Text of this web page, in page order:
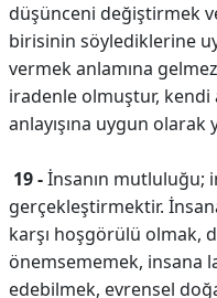
düşünceni değiştirmek
birisinin söylediklerine
vermek anlamına
iradenle olmuştur,
anlayışına uygun olarak
19 -İnsanın mutluluğu;
gerçekleştirmektir.
karşı hoşgörülü olmak,
önemsememek, insana
edebilmek, evrensel